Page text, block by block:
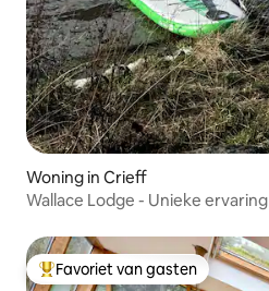
Woning in Crieff
Wallace Lodge - Unieke ervaring
Topfavoriet van gasten
Favoriet van gasten